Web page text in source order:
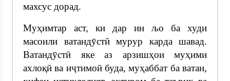
махсус дорад.
Муҳимтар аст, ки дар ин љо ба худи
масоили ватандӯстӣ мурур карда шавад.
Ватандӯстӣ яке аз арзишҳои муҳими
ахлоқӣ ва иҷтимоӣ буда, муҳаббат ба ватан,